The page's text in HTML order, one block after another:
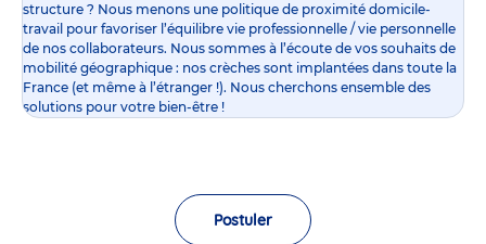
structure ? Nous menons une politique de proximité domicile-
travail pour favoriser l’équilibre vie professionnelle / vie personnelle
de nos collaborateurs. Nous sommes à l’écoute de vos souhaits de
mobilité géographique : nos crèches sont implantées dans toute la
France (et même à l’étranger !). Nous cherchons ensemble des
solutions pour votre bien-être !
Postuler